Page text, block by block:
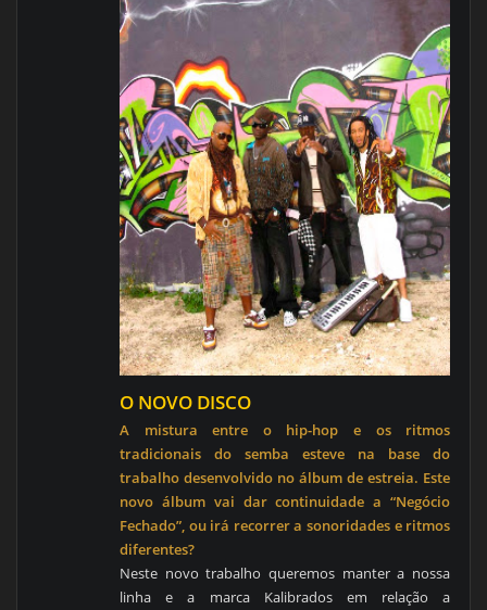
O NOVO DISCO
A mistura entre o hip-hop e os ritmos
tradicionais do semba esteve na base do
trabalho desenvolvido no álbum de estreia. Este
novo álbum vai dar continuidade a “Negócio
Fechado”, ou irá recorrer a sonoridades e ritmos
diferentes?
Neste novo trabalho queremos manter a nossa
linha e a marca Kalibrados em relação a